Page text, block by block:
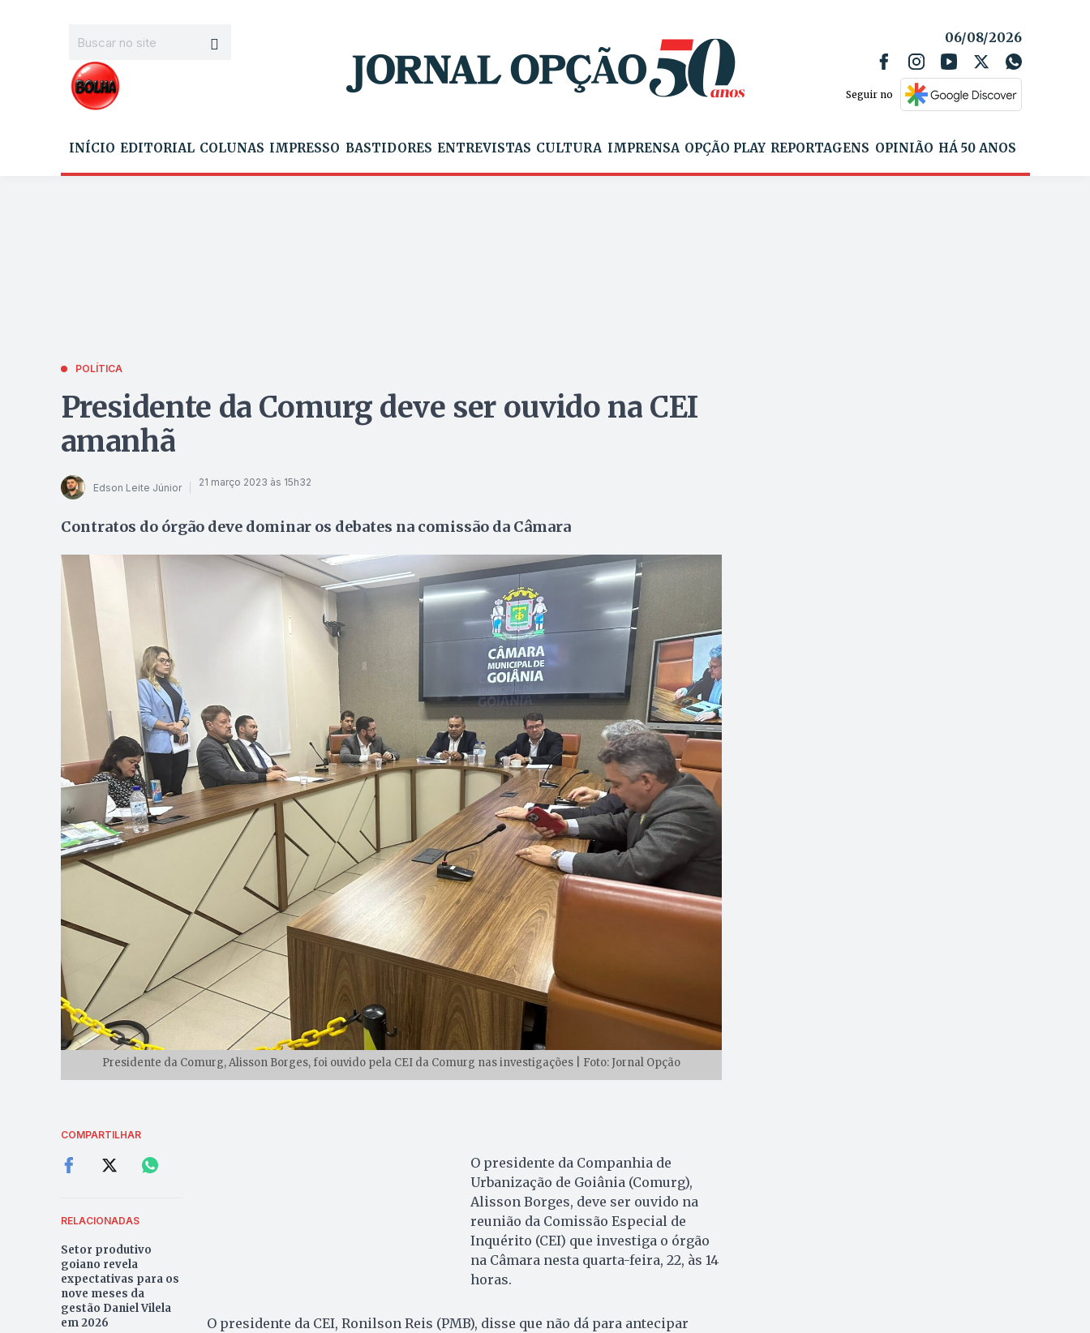
06/08/2026
Seguir no
INÍCIO EDITORIAL COLUNAS IMPRESSO BASTIDORES ENTREVISTAS CULTURA IMPRENSA OPÇÃO PLAY REPORTAGENS OPINIÃO HÁ 50 ANOS
POLÍTICA
Presidente da Comurg deve ser ouvido na CEI
amanhã
Edson Leite Júnior 21 março 2023 às 15h32
Contratos do órgão deve dominar os debates na comissão da Câmara
Presidente da Comurg, Alisson Borges, foi ouvido pela CEI da Comurg nas investigações | Foto: Jornal Opção
COMPARTILHAR
RELACIONADAS
Setor produtivo
goiano revela
expectativas para os
nove meses da
gestão Daniel Vilela
em 2026
O presidente da Companhia de
Urbanização de Goiânia (Comurg),
Alisson Borges, deve ser ouvido na
reunião da Comissão Especial de
Inquérito (CEI) que investiga o órgão
na Câmara nesta quarta-feira, 22, às 14
horas.
O presidente da CEI, Ronilson Reis (PMB), disse que não dá para antecipar